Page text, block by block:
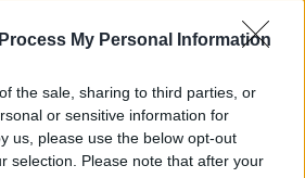
My Personal Information
the sale, sharing to third parties, or
or sensitive information for
us, please use the below opt-out
selection. Please note that after your
bővítés: már zajlik a teljesen új
Kelet csomópont építése